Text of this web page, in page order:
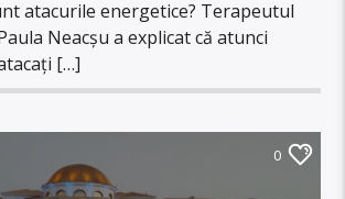
atacurile energetice? Terapeutul
Neacșu a explicat că atunci
[…]
0